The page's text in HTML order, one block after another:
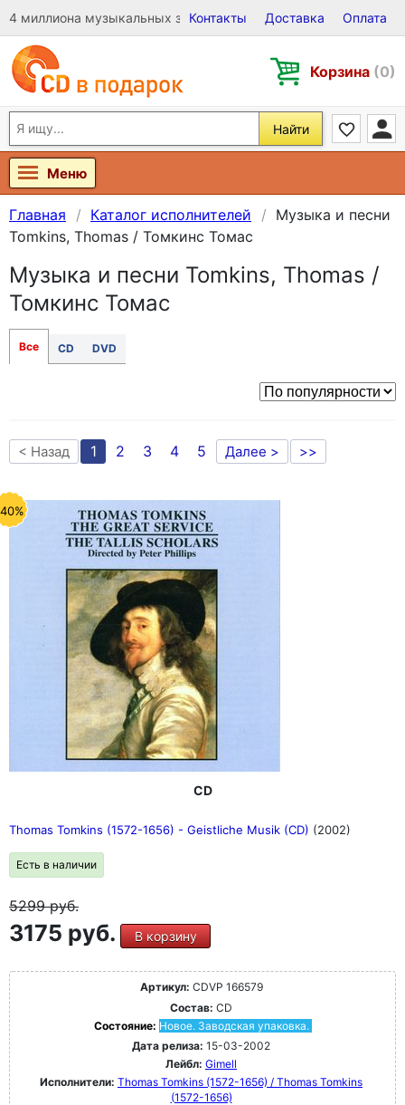
4 миллиона музыкальных записей на Виниле, CD и DVD
Контакты Доставка Оплата
Корзина (0)
Найти
Меню
Главная Каталог исполнителей
Музыка и песни
Tomkins, Thomas / Томкинс Томас
Музыка и песни Tomkins, Thomas /
Томкинс Томас
Все CD DVD
< Назад 1 2 3 4 5 Далее > >>
CD
Thomas Tomkins (1572-1656) - Geistliche Musik (CD) (2002)
Есть в наличии
5299руб.
3175 руб. В корзину
Артикул: CDVP 166579
Состав: CD
Состояние: Новое. Заводская упаковка.
Дата релиза: 15-03-2002
Лейбл: Gimell
Исполнители: Thomas Tomkins (1572-1656) / Thomas Tomkins
(1572-1656)